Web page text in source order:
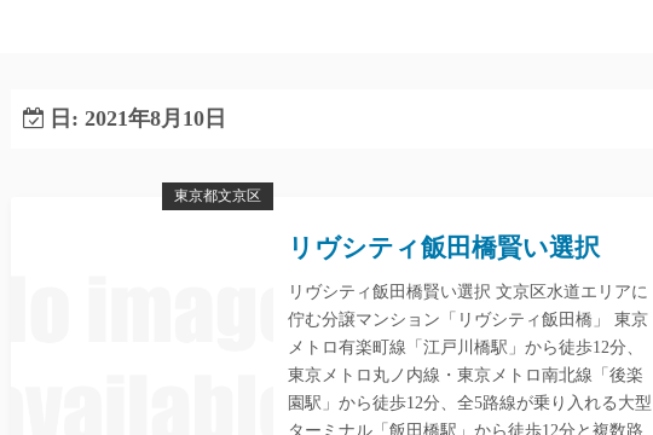
日: 2021年8月10日
東京都文京区
リヴシティ飯田橋賢い選択
リヴシティ飯田橋賢い選択 文京区水道エリアに
佇む分譲マンション「リヴシティ飯田橋」 東京
メトロ有楽町線「江戸川橋駅」から徒歩12分、
東京メトロ丸ノ内線・東京メトロ南北線「後楽
園駅」から徒歩12分、全5路線が乗り入れる大型
ターミナル「飯田橋駅」から徒歩12分と複数路